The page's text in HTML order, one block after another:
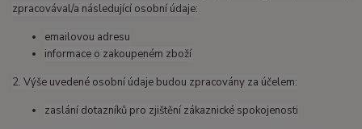
zpracovával/a následující osobní údaje:
emailovou adresu
informace o zakoupeném zboží
2. Výše uvedené osobní údaje budou zpracovány za účelem:
zaslání dotazníků pro zjištění zákaznické spokojenosti